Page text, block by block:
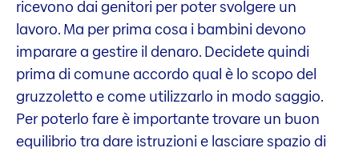
ricevono dai genitori per poter svolgere un
lavoro. Ma per prima cosa i bambini devono
imparare a gestire il denaro. Decidete quindi
prima di comune accordo qual è lo scopo del
gruzzoletto e come utilizzarlo in modo saggio.
Per poterlo fare è importante trovare un buon
equilibrio tra dare istruzioni e lasciare spazio di